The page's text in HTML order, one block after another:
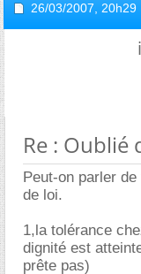
26/03/2007, 20h29
Re : Oublié
Peut-on parler
de loi.
1,la tolérance
dignité est
prête pas)